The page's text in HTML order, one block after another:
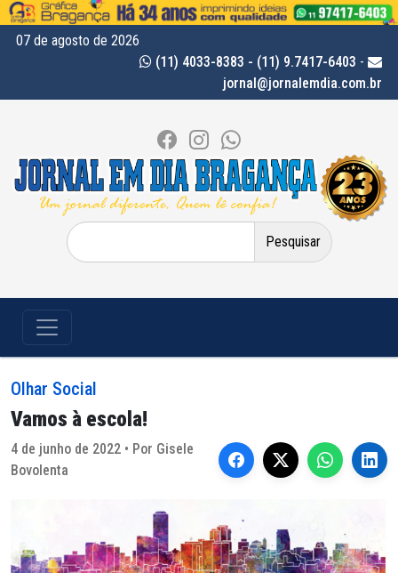
07 de agosto de 2026
(11) 4033-8383 - (11) 9.7417-6403 -
jornal@jornalemdia.com.br
Pesquisar
por:
Olhar Social
Vamos à escola!
4 de junho de 2022 • Por Gisele
Bovolenta